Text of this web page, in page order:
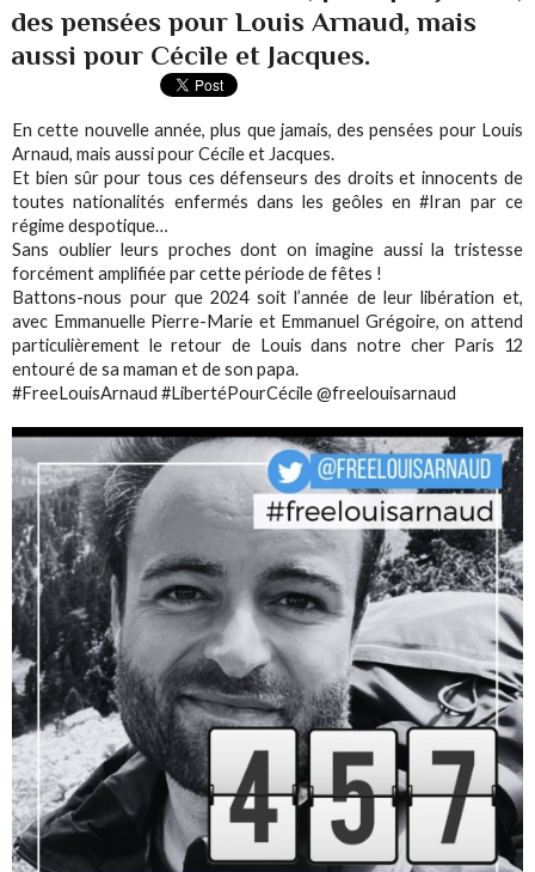
des pensées pour Louis Arnaud, mais
aussi pour Cécile et Jacques.
En cette nouvelle année, plus que jamais, des pensées pour Louis
Arnaud, mais aussi pour Cécile et Jacques.
Et bien sûr pour tous ces défenseurs des droits et innocents de
toutes nationalités enfermés dans les geôles en #Iran par ce
régime despotique…
Sans oublier leurs proches dont on imagine aussi la tristesse
forcément amplifiée par cette période de fêtes !
Battons-nous pour que 2024 soit l’année de leur libération et,
avec Emmanuelle Pierre-Marie et Emmanuel Grégoire, on attend
particulièrement le retour de Louis dans notre cher Paris 12
entouré de sa maman et de son papa.
#FreeLouisArnaud #LibertéPourCécile @freelouisarnaud